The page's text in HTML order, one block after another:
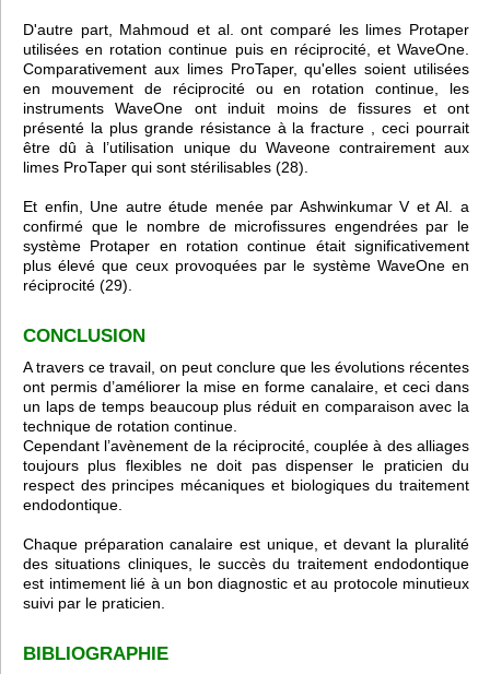
D'autre part, Mahmoud et al. ont comparé les limes Protaper
utilisées en rotation continue puis en réciprocité, et WaveOne.
Comparativement aux limes ProTaper, qu'elles soient utilisées
en mouvement de réciprocité ou en rotation continue, les
instruments WaveOne ont induit moins de fissures et ont
présenté la plus grande résistance à la fracture , ceci pourrait
être dû à l’utilisation unique du Waveone contrairement aux
limes ProTaper qui sont stérilisables (28).
Et enfin, Une autre étude menée par Ashwinkumar V et Al. a
confirmé que le nombre de microfissures engendrées par le
système Protaper en rotation continue était significativement
plus élevé que ceux provoquées par le système WaveOne en
réciprocité (29).
CONCLUSION
A travers ce travail, on peut conclure que les évolutions récentes
ont permis d’améliorer la mise en forme canalaire, et ceci dans
un laps de temps beaucoup plus réduit en comparaison avec la
technique de rotation continue.
Cependant l’avènement de la réciprocité, couplée à des alliages
toujours plus flexibles ne doit pas dispenser le praticien du
respect des principes mécaniques et biologiques du traitement
endodontique.
Chaque préparation canalaire est unique, et devant la pluralité
des situations cliniques, le succès du traitement endodontique
est intimement lié à un bon diagnostic et au protocole minutieux
suivi par le praticien.
BIBLIOGRAPHIE